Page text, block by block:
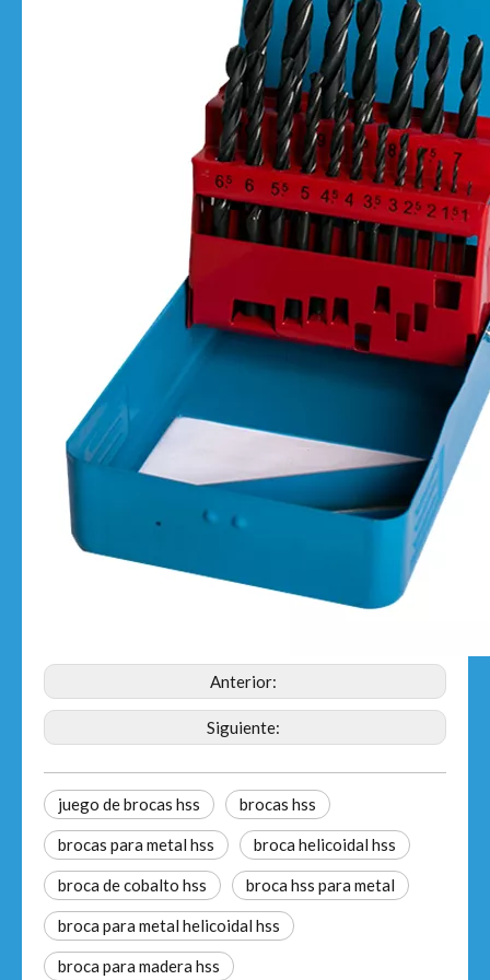
Anterior:
Siguiente:
juego de brocas hss brocas hss
brocas para metal hss broca helicoidal hss
broca de cobalto hss broca hss para metal
broca para metal helicoidal hss
broca para madera hss